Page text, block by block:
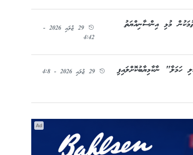
މުޅި އިންސާނިއްޔަތު
29 ޖުލައި 2026 -
4:42
ހަމަލާ" ނާކާމިޔާބުކޮށްލައިފި 29 ޖުލައި 2026 - 4:8
Ad